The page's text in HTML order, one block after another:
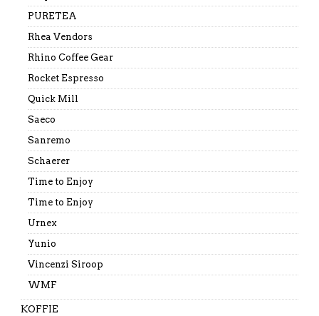
PURETEA
Rhea Vendors
Rhino Coffee Gear
Rocket Espresso
Quick Mill
Saeco
Sanremo
Schaerer
Time to Enjoy
Time to Enjoy
Urnex
Yunio
Vincenzi Siroop
WMF
KOFFIE